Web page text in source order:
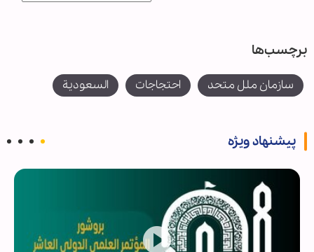
برچسب‌ها
سازمان ملل متحد احتجاجات السعودية
پیشنهاد ویژه